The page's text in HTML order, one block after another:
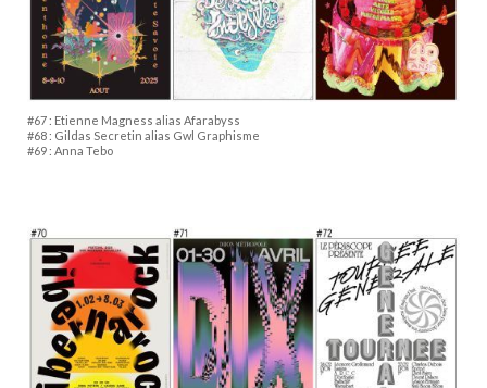
#67 : Etienne Magness alias Afarabyss
#68 : Gildas Secretin alias Gwl Graphisme
#69 : Anna Tebo